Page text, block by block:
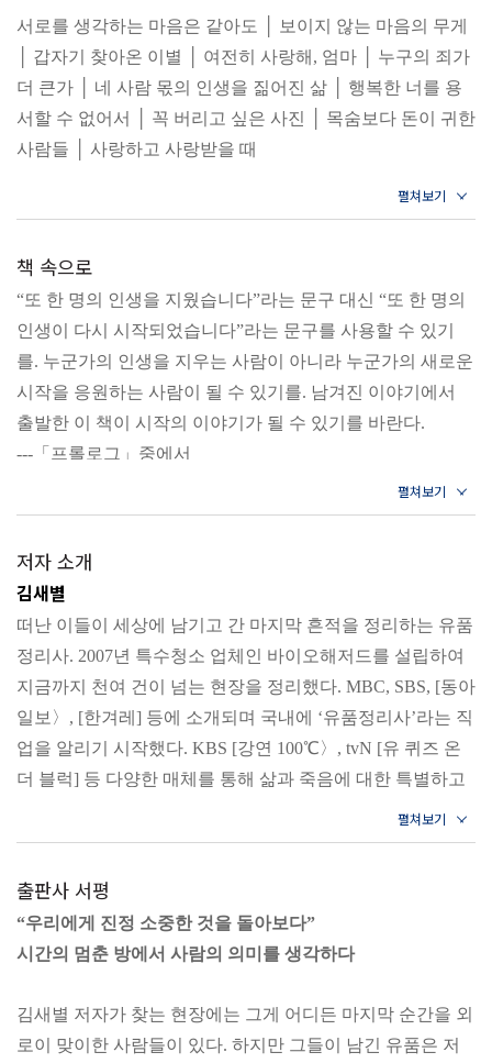
되돌아보는 뭉클한 시간을 선사할 것이다.
서로를 생각하는 마음은 같아도 │ 보이지 않는 마음의 무게
│ 갑자기 찾아온 이별 │ 여전히 사랑해, 엄마 │ 누구의 죄가
더 큰가 │ 네 사람 몫의 인생을 짊어진 삶 │ 행복한 너를 용
서할 수 없어서 │ 꼭 버리고 싶은 사진 │ 목숨보다 돈이 귀한
사람들 │ 사랑하고 사랑받을 때
너무 이르게 찾아온 이별 │ 쉽게 할 수 없는 말 │ 쓸모 있음
과 쓸모없음의 차이 │ 우리가 화를 참지 못하는 이유 │ 두 번
의 이별 │ 남겨진 사람들 │ 차라리 아무도 없었다면 │ 겨울
다음 봄 │ 죽음을 마중 나가지 말기를
3장. 인생에 드리워진 그림자를 걷으며
홀로 버텨온 인생 │ 당신을 기억하는 일 │ 어리석은 사랑 │
이미 지워진 삶 │ 잊고 살아가는 것, 잊지 말아야 할 것 │ 마
저마다의 고통 │ 삶이 보이지 않는 집 │ 잡히지 않는 행복을
좇으며
4장. 늦기 전에 손을 맞잡을 수 있다면
재난 속에서 사는 사람들 │ 그런 어른은 없다 │ 고독사의 또
다른 이름 │ 지옥의 계단을 오르고 올라 │ 스스로를 가두는
일 │ 사실은 너를 보고 싶었지만 │ 아낌없이 주는 나무 │ 영
에필로그 | 살아 있는 사람을 위한 일
부록 | 유품정리사가 알려주는 자신을 지켜내는 7계명
책 속으로
“또 한 명의 인생을 지웠습니다”라는 문구 대신 “또 한 명의
인생이 다시 시작되었습니다”라는 문구를 사용할 수 있기
를. 누군가의 인생을 지우는 사람이 아니라 누군가의 새로운
시작을 응원하는 사람이 될 수 있기를. 남겨진 이야기에서
출발한 이 책이 시작의 이야기가 될 수 있기를 바란다.
---「프롤로그」중에서
저자 소개
김새별
떠난 이들이 세상에 남기고 간 마지막 흔적을 정리하는 유품
정리사. 2007년 특수청소 업체인 바이오해저드를 설립하여
지금까지 천여 건이 넘는 현장을 정리했다. MBC, SBS, [동아
일보〉, [한겨레] 등에 소개되며 국내에 ‘유품정리사’라는 직
업을 알리기 시작했다. KBS [강연 100℃〉, tvN [유 퀴즈 온
더 블럭] 등 다양한 매체를 통해 삶과 죽음에 대한 특별하고
묵직한 울림을 전하기도 했다. 현재는 ‘바이오해저드김새별’
유튜브 채널을 통해 우리가 때로 간과하는 삶의 의미를 전하
이 다시 세상과 연결될 수 있도록 활동을 이어가는 중이다.
전애원
와 연이 닿았다. 2014년부터 특수청소와 유품정리를 지원하
는 일을 해왔으며, 그 과정에서 죽음이 결코 멀리 있지 않다
출판사 서평
“우리에게 진정 소중한 것을 돌아보다”
시간의 멈춘 방에서 사람의 의미를 생각하다
김새별 저자가 찾는 현장에는 그게 어디든 마지막 순간을 외
로이 맞이한 사람들이 있다. 하지만 그들이 남긴 유품은 저